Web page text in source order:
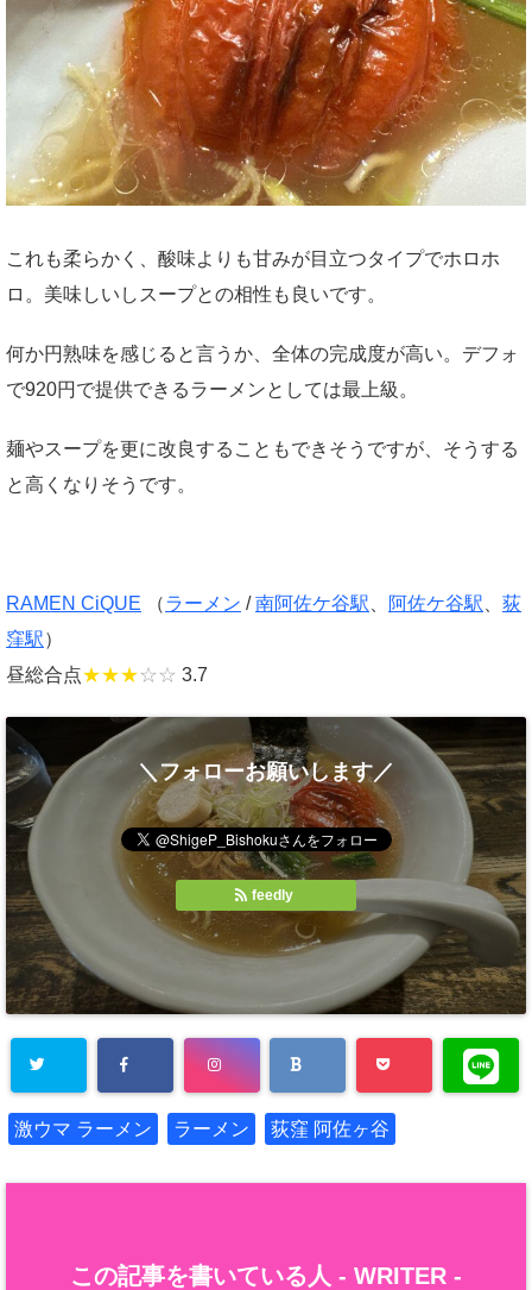
これも柔らかく、酸味よりも甘みが目立つタイプでホロホ
ロ。美味しいしスープとの相性も良いです。
何か円熟味を感じると言うか、全体の完成度が高い。デフォ
で920円で提供できるラーメンとしては最上級。
麺やスープを更に改良することもできそうですが、そうする
と高くなりそうです。
RAMEN CiQUE （ラーメン /南阿佐ケ谷駅 阿佐ケ谷駅
荻
窪駅）
昼総合点★★★☆☆ 3.7
＼フォローお願いします／
feedly
激ウマ ラーメン ラーメン 荻窪 阿佐ヶ谷
この記事を書いている人 - WRITER -